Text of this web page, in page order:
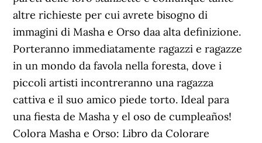
altre richieste per cui avrete bisogno di
immagini di Masha e Orso daa alta definizione.
Porteranno immediatamente ragazzi e ragazze
in un mondo da favola nella foresta, dove i
piccoli artisti incontreranno una ragazza
cattiva e il suo amico piede torto. Ideal para
una fiesta de Masha y el oso de cumpleaños!
Colora Masha e Orso: Libro da Colorare